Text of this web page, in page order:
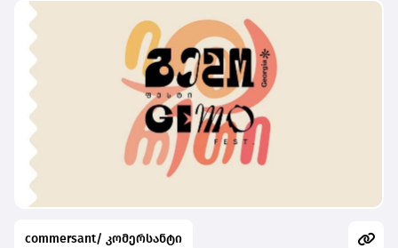
commersant/ კომერსანტი